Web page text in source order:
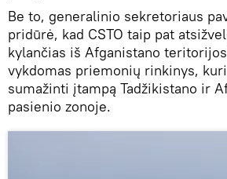
Be to, generalinio sekretoriaus
pridūrė, kad CSTO taip pat
kylančias iš Afganistano
vykdomas priemonių rinkinys,
sumažinti įtampą Tadžikistano ir
pasienio zonoje.